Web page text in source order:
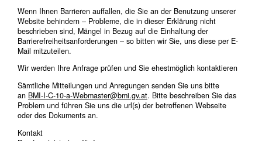
Wenn Ihnen Barrieren auffallen, die Sie an der Benutzung unserer
Website behindern – Probleme, die in dieser Erklärung nicht
beschrieben sind, Mängel in Bezug auf die Einhaltung der
Barrierefreiheitsanforderungen – so bitten wir Sie, uns diese per E-
Mail mitzuteilen.
Wir werden Ihre Anfrage prüfen und Sie ehestmöglich kontaktieren
Sämtliche Mitteilungen und Anregungen senden Sie uns bitte
an BMI-I-C-10-a-Webmaster@bmi.gv.at. Bitte beschreiben Sie das
Problem und führen Sie uns die url(s) der betroffenen Webseite
oder des Dokuments an.
Kontakt